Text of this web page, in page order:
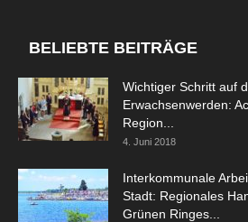
BELIEBTE BEITRÄGE
Wichtiger Schritt auf
Erwachsenwerden:
Region...
4. Juni 2018
Interkommunale
Stadt: Regionales
Grünen Ringes...